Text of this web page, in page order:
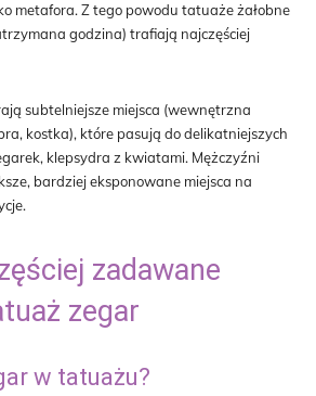
metafora. Z tego powodu tatuaże żałobne
godzina) trafiają najczęściej
subtelniejsze miejsca (wewnętrzna
kostka), które pasują do delikatniejszych
klepsydra z kwiatami. Mężczyźni
bardziej eksponowane miejsca na
zadawane
zegar
w tatuażu?